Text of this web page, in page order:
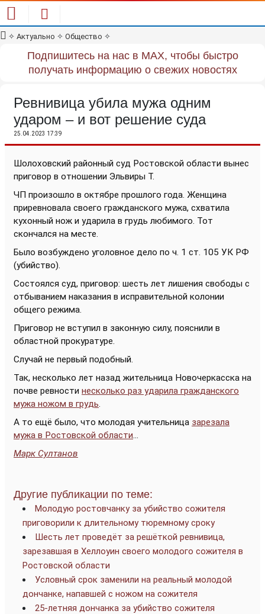
✧ Актуально ✧ Общество ✧
Подпишитесь на нас в MAX, чтобы быстро
получать информацию о свежих новостях
Ревнивица убила мужа одним
ударом – и вот решение суда
25.04.2023 17:39
Шолоховский районный суд Ростовской области вынес
приговор в отношении Эльвиры Т.
ЧП произошло в октябре прошлого года. Женщина
приревновала своего гражданского мужа, схватила
кухонный нож и ударила в грудь любимого. Тот
скончался на месте.
Было возбуждено уголовное дело по ч. 1 ст. 105 УК РФ
(убийство).
Состоялся суд, приговор: шесть лет лишения свободы с
отбыванием наказания в исправительной колонии
общего режима.
Приговор не вступил в законную силу, пояснили в
областной прокуратуре.
Случай не первый подобный.
Так, несколько лет назад жительница Новочеркасска на
почве ревности несколько раз ударила гражданского
мужа ножом в грудь.
А то ещё было, что молодая учительница зарезала
мужа в Ростовской области...
Марк Султанов
Другие публикации по теме:
Молодую ростовчанку за убийство сожителя
приговорили к длительному тюремному сроку
Шесть лет проведёт за решёткой ревнивица,
зарезавшая в Хеллоуин своего молодого сожителя в
Ростовской области
Условный срок заменили на реальный молодой
дончанке, напавшей с ножом на сожителя
25-летняя дончанка за убийство сожителя